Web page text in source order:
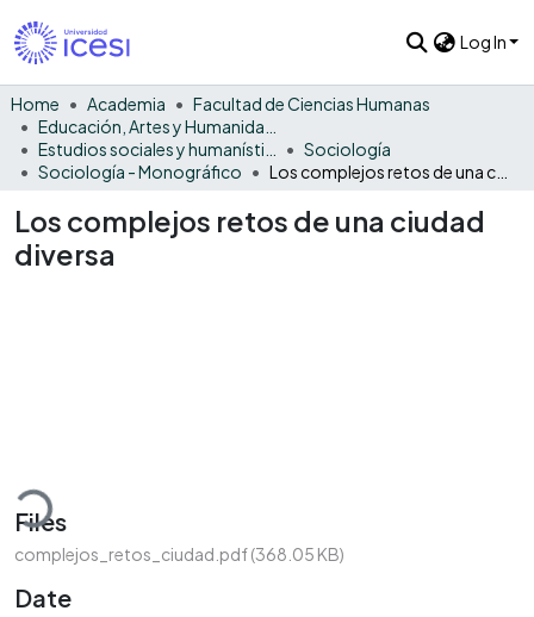
Log In
Home Academia
Facultad de Ciencias Humanas
Sociología
Sociología - Monográfico
Los complejos retos de una ciudad
diversa
Files
complejos_retos_ciudad.pdf(368.05 KB)
Date